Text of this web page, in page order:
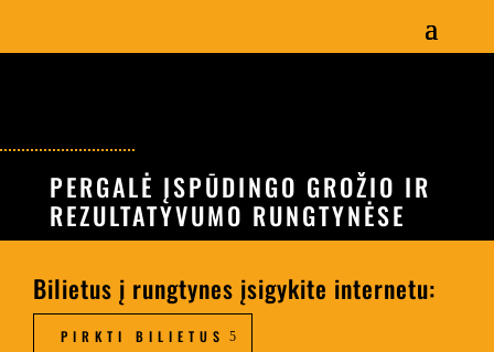
PERGALĖ ĮSPŪDINGO GROŽIO IR
REZULTATYVUMO RUNGTYNĖSE
Bilietus į rungtynes įsigykite internetu:
PIRKTI BILIETUS